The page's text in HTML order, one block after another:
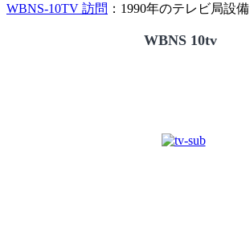
WBNS-10TV 訪問 ：1990年のテレビ局設備
WBNS 10tv